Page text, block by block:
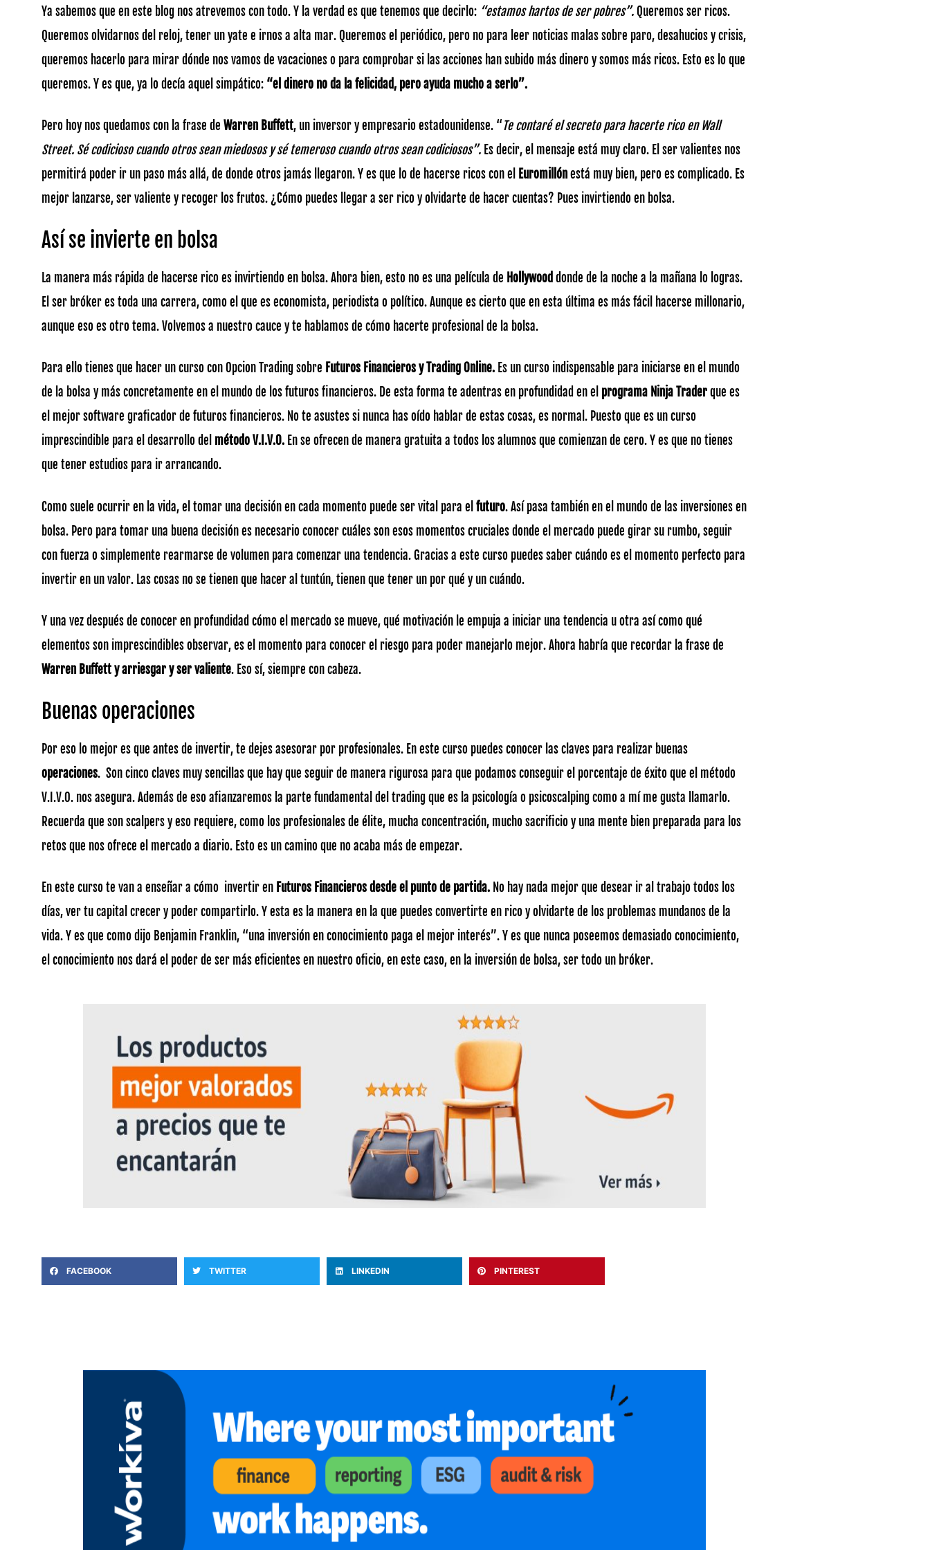
Ya sabemos que en este blog nos atrevemos con todo. Y la verdad es que tenemos que decirlo: “estamos hartos de ser pobres”.Queremos ser ricos.
Queremos olvidarnos del reloj, tener un yate e irnos a alta mar. Queremos el periódico, pero no para leer noticias malas sobre paro, desahucios y crisis,
queremos hacerlo para mirar dónde nos vamos de vacaciones o para comprobar si las acciones han subido más dinero y somos más ricos. Esto es lo que
queremos. Y es que, ya lo decía aquel simpático: “el dinero no da la felicidad, pero ayuda mucho a serlo”.
Pero hoy nos quedamos con la frase de Warren Buffett, un inversor y empresario estadounidense. “Te contaré el secreto para hacerte rico en Wall
Street. Sé codicioso cuando otros sean miedosos y sé temeroso cuando otros sean codiciosos”. Es decir, el mensaje está muy claro. El ser valientes nos
permitirá poder ir un paso más allá, de donde otros jamás llegaron. Y es que lo de hacerse ricos con el
Euromillónestá muy bien, pero es complicado. Es
mejor lanzarse, ser valiente y recoger los frutos. ¿Cómo puedes llegar a ser rico y olvidarte de hacer cuentas? Pues invirtiendo en bolsa.
Así se invierte en bolsa
La manera más rápida de hacerse rico es invirtiendo en bolsa. Ahora bien, esto no es una película de Hollywood donde de la noche a la mañana lo logras.
El ser bróker es toda una carrera, como el que es economista, periodista o político. Aunque es cierto que en esta última es más fácil hacerse millonario,
aunque eso es otro tema. Volvemos a nuestro cauce y te hablamos de cómo hacerte profesional de la bolsa.
Para ello tienes que hacer un curso con Opcion Trading sobre Futuros Financieros y Trading Online. Es un curso indispensable para iniciarse en el mundo
de la bolsa y más concretamente en el mundo de los futuros financieros. De esta forma te adentras en profundidad en el programa Ninja Traderque es
el mejor software graficador de futuros financieros. No te asustes si nunca has oído hablar de estas cosas, es normal. Puesto que es un curso
imprescindible para el desarrollo del método V.I.V.O. En se ofrecen de manera gratuita a todos los alumnos que comienzan de cero. Y es que no tienes
que tener estudios para ir arrancando.
Como suele ocurrir en la vida, el tomar una decisión en cada momento puede ser vital para el futuro. Así pasa también en el mundo de las inversiones en
bolsa. Pero para tomar una buena decisión es necesario conocer cuáles son esos momentos cruciales donde el mercado puede girar su rumbo, seguir
con fuerza o simplemente rearmarse de volumen para comenzar una tendencia. Gracias a este curso puedes saber cuándo es el momento perfecto para
invertir en un valor. Las cosas no se tienen que hacer al tuntún, tienen que tener un por qué y un cuándo.
Y una vez después de conocer en profundidad cómo el mercado se mueve, qué motivación le empuja a iniciar una tendencia u otra así como qué
elementos son imprescindibles observar, es el momento para conocer el riesgo para poder manejarlo mejor. Ahora habría que recordar la frase de
Warren Buffett y arriesgar y ser valiente. Eso sí, siempre con cabeza.
Buenas operaciones
Por eso lo mejor es que antes de invertir, te dejes asesorar por profesionales. En este curso puedes conocer las claves para realizar buenas
operaciones. Son cinco claves muy sencillas que hay que seguir de manera rigurosa para que podamos conseguir el porcentaje de éxito que el método
V.I.V.O. nos asegura. Además de eso afianzaremos la parte fundamental del trading que es la psicología o psicoscalping como a mí me gusta llamarlo.
Recuerda que son scalpers y eso requiere, como los profesionales de élite, mucha concentración, mucho sacrificio y una mente bien preparada para los
retos que nos ofrece el mercado a diario. Esto es un camino que no acaba más de empezar.
En este curso te van a enseñar a cómo invertir en Futuros Financieros desde el punto de partida. No hay nada mejor que desear ir al trabajo todos los
días, ver tu capital crecer y poder compartirlo. Y esta es la manera en la que puedes convertirte en rico y olvidarte de los problemas mundanos de la
vida. Y es que como dijo Benjamin Franklin, “una inversión en conocimiento paga el mejor interés”. Y es que nunca poseemos demasiado conocimiento,
el conocimiento nos dará el poder de ser más eficientes en nuestro oficio, en este caso, en la inversión de bolsa, ser todo un bróker.
FACEBOOK TWITTER LINKEDIN PINTEREST